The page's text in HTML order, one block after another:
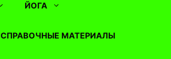
ЙОГА
СПРАВОЧНЫЕ МАТЕРИАЛЫ